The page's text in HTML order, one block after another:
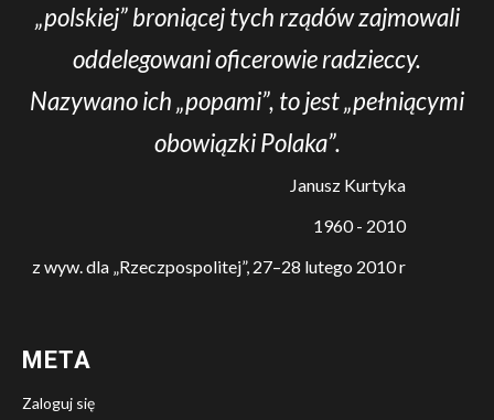
„polskiej” broniącej tych rządów zajmowali
oddelegowani oficerowie radzieccy.
Nazywano ich „popami”, to jest „pełniącymi
obowiązki Polaka”.
Janusz Kurtyka
1960 - 2010
z wyw. dla „Rzeczpospolitej”, 27–28 lutego 2010 r
META
Zaloguj się